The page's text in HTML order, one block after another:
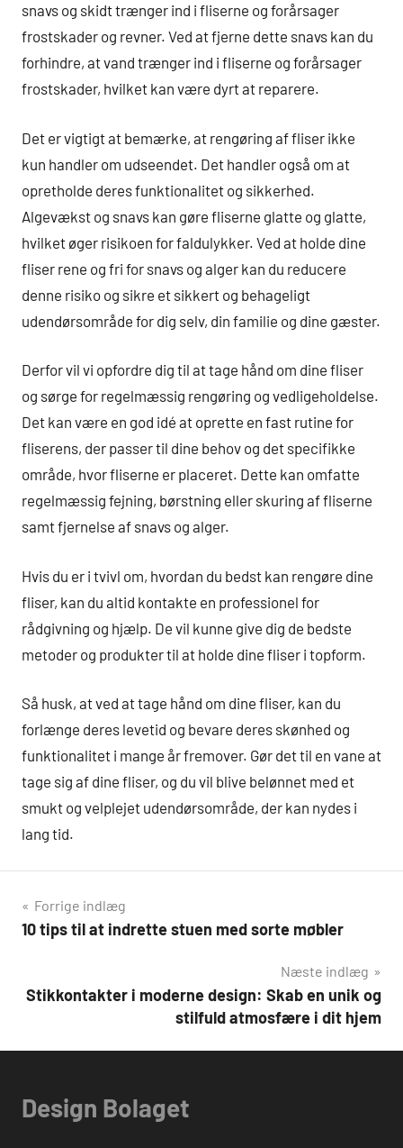
snavs og skidt trænger ind i fliserne og forårsager
frostskader og revner. Ved at fjerne dette snavs kan du
forhindre, at vand trænger ind i fliserne og forårsager
frostskader, hvilket kan være dyrt at reparere.
Det er vigtigt at bemærke, at rengøring af fliser ikke
kun handler om udseendet. Det handler også om at
opretholde deres funktionalitet og sikkerhed.
Algevækst og snavs kan gøre fliserne glatte og glatte,
hvilket øger risikoen for faldulykker. Ved at holde dine
fliser rene og fri for snavs og alger kan du reducere
denne risiko og sikre et sikkert og behageligt
udendørsområde for dig selv, din familie og dine gæster.
Derfor vil vi opfordre dig til at tage hånd om dine fliser
og sørge for regelmæssig rengøring og vedligeholdelse.
Det kan være en god idé at oprette en fast rutine for
fliserens, der passer til dine behov og det specifikke
område, hvor fliserne er placeret. Dette kan omfatte
regelmæssig fejning, børstning eller skuring af fliserne
samt fjernelse af snavs og alger.
Hvis du er i tvivl om, hvordan du bedst kan rengøre dine
fliser, kan du altid kontakte en professionel for
rådgivning og hjælp. De vil kunne give dig de bedste
metoder og produkter til at holde dine fliser i topform.
Så husk, at ved at tage hånd om dine fliser, kan du
forlænge deres levetid og bevare deres skønhed og
funktionalitet i mange år fremover. Gør det til en vane at
tage sig af dine fliser, og du vil blive belønnet med et
smukt og velplejet udendørsområde, der kan nydes i
lang tid.
Indlægsnavigation
Forrige indlæg
10 tips til at indrette stuen med sorte møbler
Næste indlæg
Stikkontakter i moderne design: Skab en unik og
stilfuld atmosfære i dit hjem
Design Bolaget